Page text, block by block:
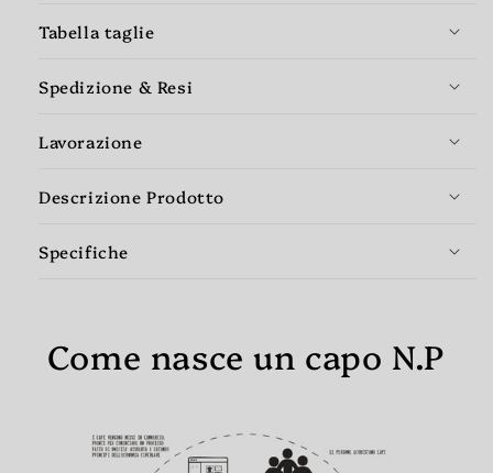
Tabella taglie
Spedizione & Resi
Lavorazione
Descrizione Prodotto
Specifiche
Come nasce un capo N.P